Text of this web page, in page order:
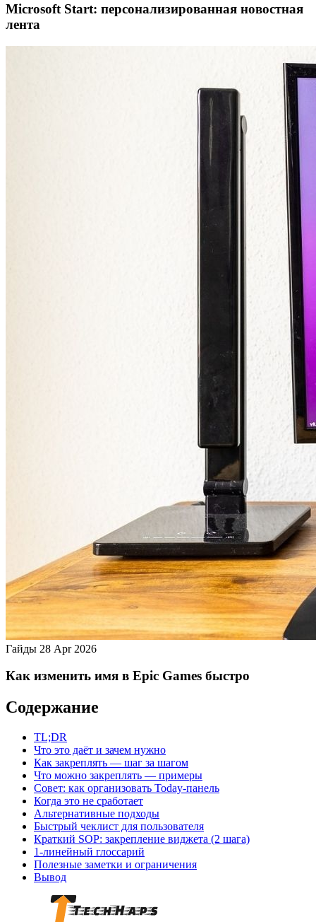
Microsoft Start: персонализированная новостная
лента
Гайды 28 Apr 2026
Как изменить имя в Epic Games быстро
Содержание
TL;DR
Что это даёт и зачем нужно
Как закреплять — шаг за шагом
Что можно закреплять — примеры
Совет: как организовать Today-панель
Когда это не сработает
Альтернативные подходы
Быстрый чеклист для пользователя
Краткий SOP: закрепление виджета (2 шага)
1‑линейный глоссарий
Полезные заметки и ограничения
Вывод